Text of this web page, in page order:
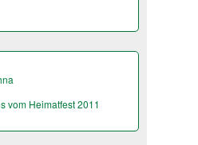
vom Heimatfest 2011